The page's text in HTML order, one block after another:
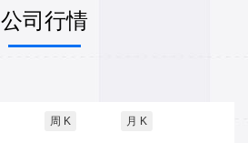
公司行情
周 K 月 K